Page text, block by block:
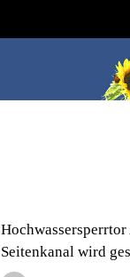
Seitenkanal wird